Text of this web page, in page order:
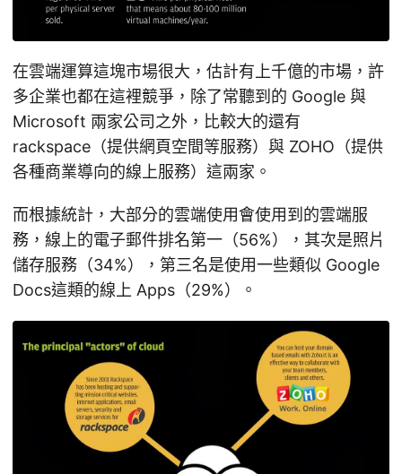
在雲端運算這塊市場很大，估計有上千億的市場，許
多企業也都在這裡競爭，除了常聽到的 Google 與
Microsoft 兩家公司之外，比較大的還有
rackspace（提供網頁空間等服務）與 ZOHO（提供
各種商業導向的線上服務）這兩家。
而根據統計，大部分的雲端使用會使用到的雲端服
務，線上的電子郵件排名第一（56%），其次是照片
儲存服務（34%），第三名是使用一些類似 Google
Docs這類的線上 Apps（29%）。